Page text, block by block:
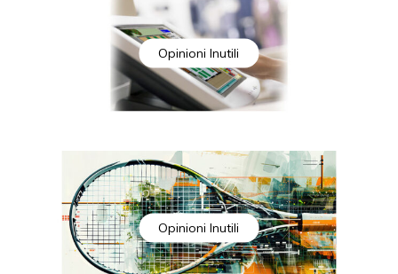
Opinioni Inutili
Opinioni Inutili